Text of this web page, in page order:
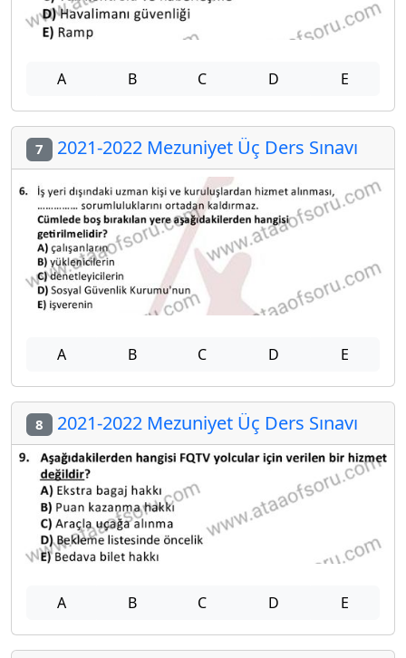
A B C D E
7 2021-2022 Mezuniyet Üç Ders Sınavı
A B C D E
8 2021-2022 Mezuniyet Üç Ders Sınavı
A B C D E